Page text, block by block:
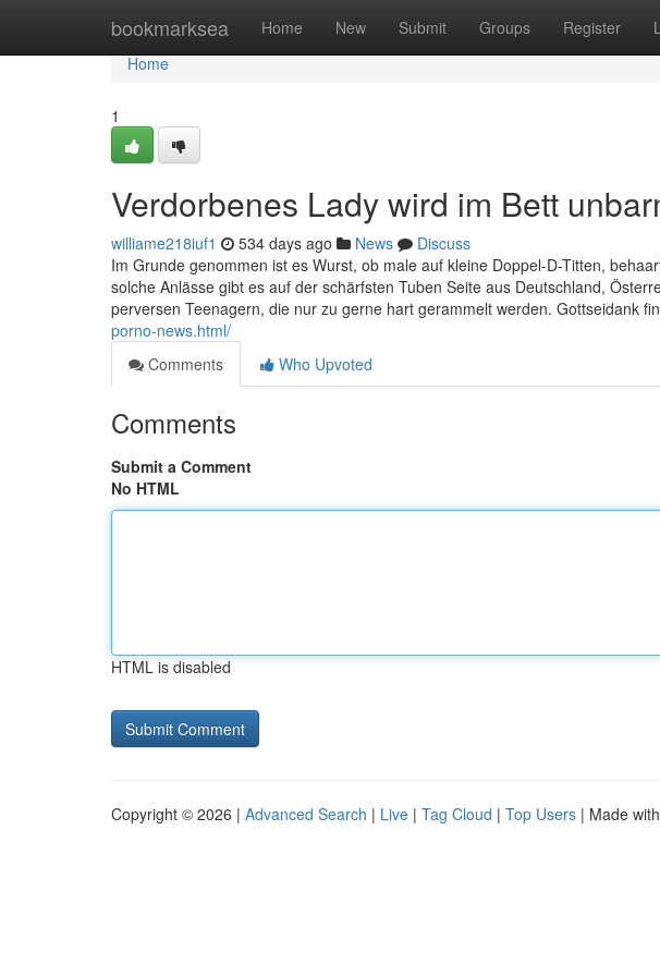
bookmarksea Home New Submit Groups Register
Home
Home
1
Verdorbenes Lady wird im Bett
williame218iuf1 534 days ago News
Discuss
Im Grunde genommen ist es Wurst, ob male auf kleine Doppel-D-Titten,
solche Anlässe gibt es auf der schärfsten Tuben Seite aus Deutschland,
perversen Teenagern, die nur zu gerne hart gerammelt werden. Gottseidank
porno-news.html/
Comments
Who Upvoted
Comments
Submit a Comment
No HTML
HTML is disabled
Copyright © 2026 | Advanced Search | Live | Tag Cloud | Top Users | Made with